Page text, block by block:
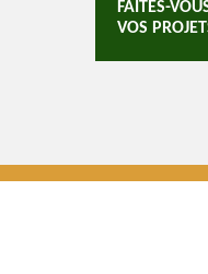
FAITES-
VOS